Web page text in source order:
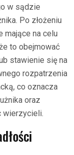
w sądzie
Po złożeniu
mające na celu
to obejmować
stawienie się na
rozpatrzenia
co oznacza
oraz
wierzycieli.